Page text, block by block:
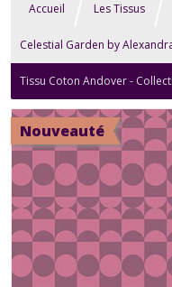
Accueil Les Tissus
Celestial Garden by
Tissu Coton Andover -
Bordallo - Lunar Phases Plum
Nouveauté